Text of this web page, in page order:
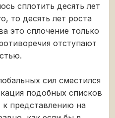
сплотить десять лет
то десять лет роста
это сплочение только
отступают
сил сместился
подобных списков
представлению на